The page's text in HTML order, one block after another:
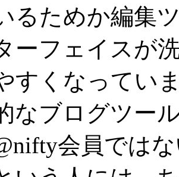
るためか編集
ーフェイスが
すくなってい
なブログツー
会員では